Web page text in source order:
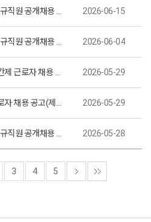
2026-06-15
2026-06-04
2026-05-29
2026-05-29
2026-05-28
3 4 5